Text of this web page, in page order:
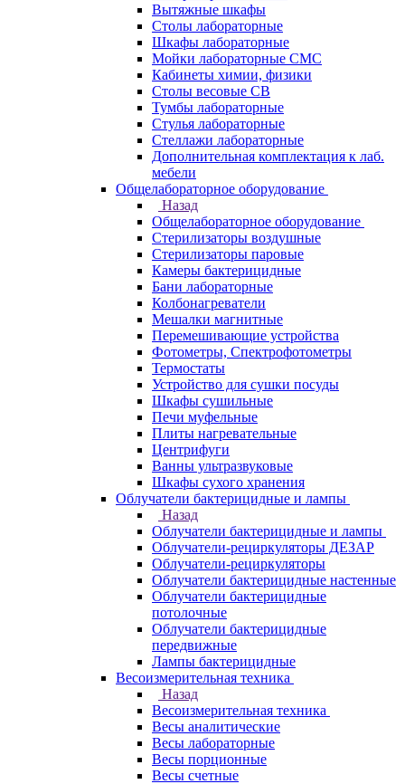
Вытяжные шкафы
Столы лабораторные
Шкафы лабораторные
Мойки лабораторные СМС
Кабинеты химии, физики
Столы весовые СВ
Тумбы лабораторные
Стулья лабораторные
Стеллажи лабораторные
Дополнительная комплектация к лаб.
мебели
Общелабораторное оборудование
Назад
Общелабораторное оборудование
Стерилизаторы воздушные
Стерилизаторы паровые
Камеры бактерицидные
Бани лабораторные
Колбонагреватели
Мешалки магнитные
Перемешивающие устройства
Фотометры, Спектрофотометры
Термостаты
Устройство для сушки посуды
Шкафы сушильные
Печи муфельные
Плиты нагревательные
Центрифуги
Ванны ультразвуковые
Шкафы сухого хранения
Облучатели бактерицидные и лампы
Назад
Облучатели бактерицидные и лампы
Облучатели-рециркуляторы ДЕЗАР
Облучатели-рециркуляторы
Облучатели бактерицидные настенные
Облучатели бактерицидные
потолочные
Облучатели бактерицидные
передвижные
Лампы бактерицидные
Весоизмерительная техника
Назад
Весоизмерительная техника
Весы аналитические
Весы лабораторные
Весы порционные
Весы счетные